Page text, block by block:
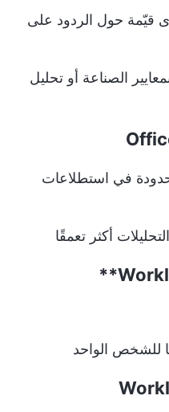
قيّمة حول الردود على
الصناعة أو تحليل
في استطلاعات
أكثر تعمقًا